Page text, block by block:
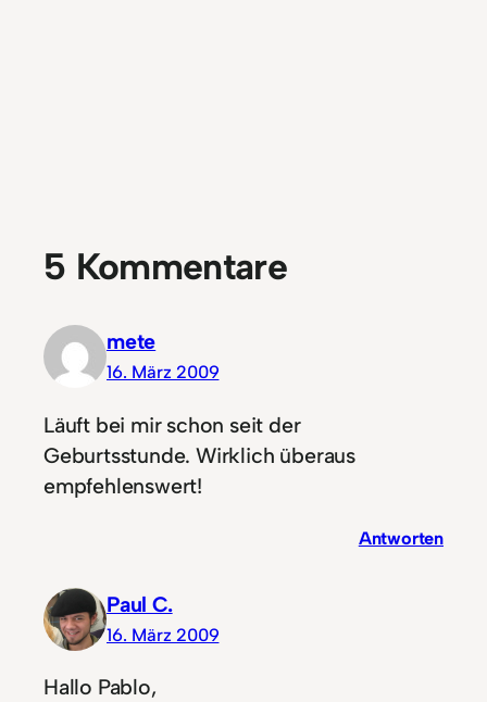
5 Kommentare
mete
16. März 2009
Läuft bei mir schon seit der
Geburtsstunde. Wirklich überaus
empfehlenswert!
Antworten
Paul C.
16. März 2009
Hallo Pablo,